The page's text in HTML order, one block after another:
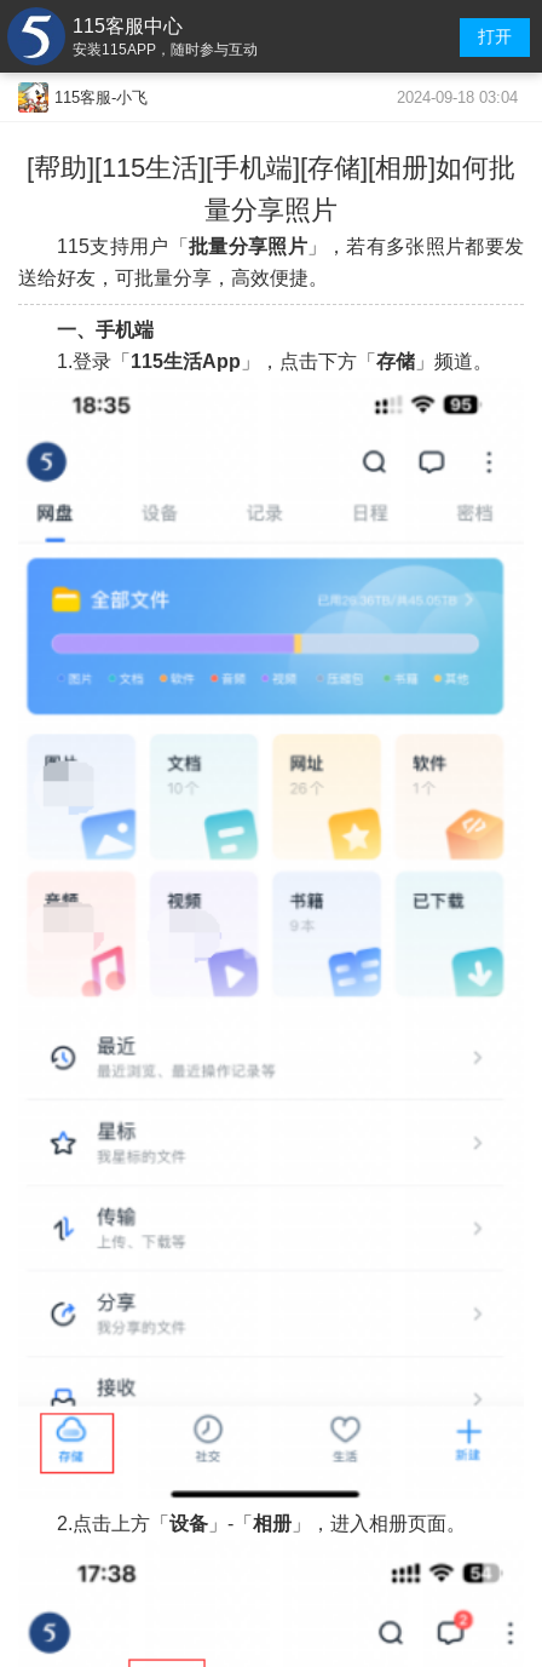
115客服中心
安装115APP，随时参与互动
打开
115客服-小飞 2024-09-18 03:04
[帮助][115生活][手机端][存储][相册]如何批
量分享照片
115支持用户「 批量分享照片」，若有多张照片都要发
送给好友，可批量分享，高效便捷。
一、手机端
1.登录「 115生活App 」，点击下方「 存储 」频道。
2.点击上方「 设备 」-「 相册 」，进入相册页面。